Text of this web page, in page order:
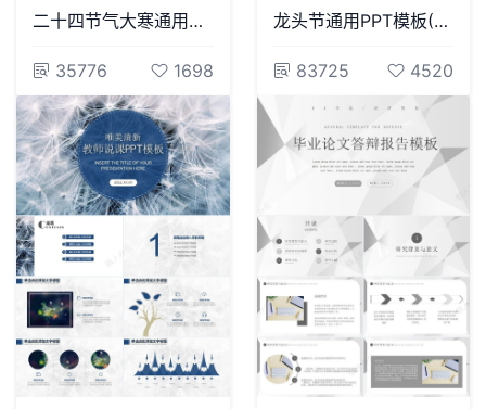
二十四节气大寒通用PPT模板(19)
35776 1698
龙头节通用PPT模板(32)
83725 4520